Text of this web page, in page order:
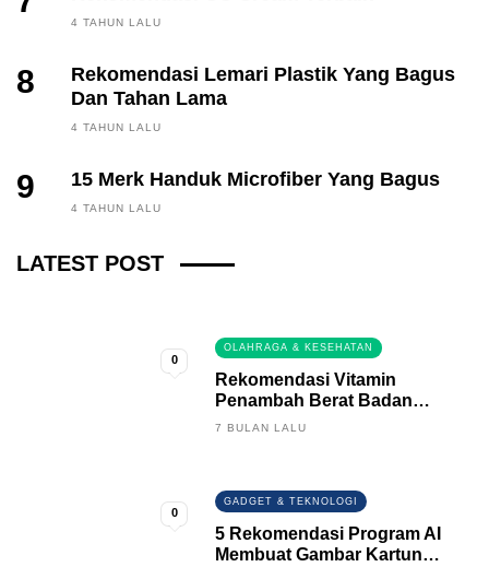
4 TAHUN LALU
8
Rekomendasi Lemari Plastik Yang Bagus
Dan Tahan Lama
4 TAHUN LALU
9 15 Merk Handuk Microfiber Yang Bagus
4 TAHUN LALU
LATEST POST
FINANCE, INVESTING
2 BULAN LALU
0
OLAHRAGA & KESEHATAN
Rekomendasi Vitamin
Penambah Berat Badan
Terbaik
7 BULAN LALU
0
GADGET & TEKNOLOGI
5 Rekomendasi Program AI
Membuat Gambar Kartun